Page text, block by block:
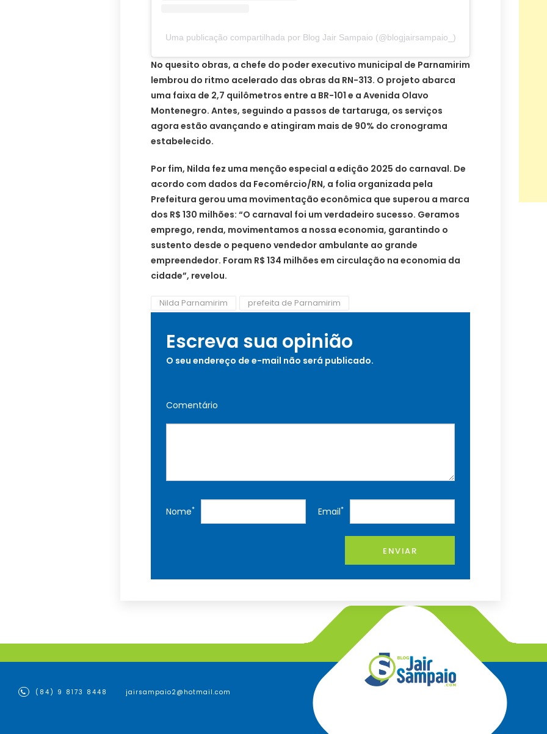
Uma publicação compartilhada por Blog Jair Sampaio (@blogjairsampaio_)
No quesito obras, a chefe do poder executivo municipal de Parnamirim
lembrou do ritmo acelerado das obras da RN-313. O projeto abarca
uma faixa de 2,7 quilômetros entre a BR-101 e a Avenida Olavo
Montenegro. Antes, seguindo a passos de tartaruga, os serviços
agora estão avançando e atingiram mais de 90% do cronograma
estabelecido.
Por fim, Nilda fez uma menção especial a edição 2025 do carnaval. De
acordo com dados da Fecomércio/RN, a folia organizada pela
Prefeitura gerou uma movimentação econômica que superou a marca
dos R$ 130 milhões: “O carnaval foi um verdadeiro sucesso. Geramos
emprego, renda, movimentamos a nossa economia, garantindo o
sustento desde o pequeno vendedor ambulante ao grande
empreendedor. Foram R$ 134 milhões em circulação na economia da
cidade”, revelou.
Nilda Parnamirim prefeita de Parnamirim
Escreva sua opinião
O seu endereço de e-mail não será publicado.
Comentário
Nome* Email*
ENVIAR
(84) 9 8173 8448 jairsampaio2@hotmail.com